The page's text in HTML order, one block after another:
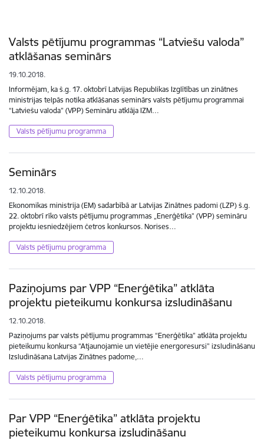
Valsts pētījumu programmas “Latviešu valoda”
atklāšanas seminārs
19.10.2018.
Informējam, ka š.g. 17. oktobrī Latvijas Republikas Izglītības un zinātnes
ministrijas telpās notika atklāšanas seminārs valsts pētījumu programmai
“Latviešu valoda” (VPP) Semināru atklāja IZM…
Valsts pētījumu programma
Seminārs
12.10.2018.
Ekonomikas ministrija (EM) sadarbībā ar Latvijas Zinātnes padomi (LZP) š.g.
22. oktobrī rīko valsts pētījumu programmas „Enerģētika” (VPP) semināru
projektu iesniedzējiem četros konkursos. Norises…
Valsts pētījumu programma
Paziņojums par VPP “Enerģētika” atklāta
projektu pieteikumu konkursa izsludināšanu
12.10.2018.
Paziņojums par valsts pētījumu programmas “Enerģētika” atklāta projektu
pieteikumu konkursa “Atjaunojamie un vietējie energoresursi” izsludināšanu
Izsludināšana Latvijas Zinātnes padome,…
Valsts pētījumu programma
Par VPP “Enerģētika” atklāta projektu
pieteikumu konkursa izsludināšanu